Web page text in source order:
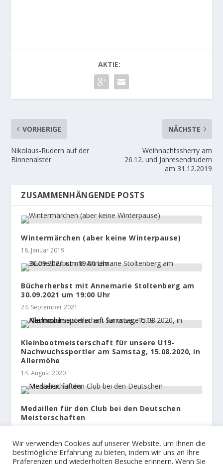
AKTIE:
VORHERIGE
Nikolaus-Rudern auf der
Binnenalster
NÄCHSTE
Weihnachtssherry am
26.12. und Jahresendrudern
am 31.12.2019
ZUSAMMENHÄNGENDE POSTS
Wintermärchen (aber keine Winterpause)
18. Januar 2019
Bücherherbst mit Annemarie Stoltenberg am
30.09.2021 um 19:00 Uhr
24. September 2021
Kleinbootmeisterschaft für unsere U19-
Nachwuchssportler am Samstag, 15.08.2020, in
Allermöhe
14. August 2020
Medaillen für den Club bei den Deutschen
Meisterschaften
Wir verwenden Cookies auf unserer Website, um Ihnen die
bestmögliche Erfahrung zu bieten, indem wir uns an Ihre
Präferenzen und wiederholten Besuche erinnern. Wenn Sie